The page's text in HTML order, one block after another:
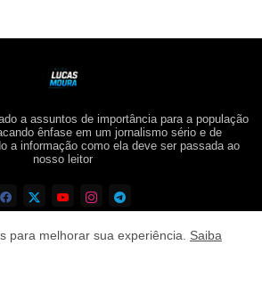
a assuntos de importância para a população
ênfase em um jornalismo sério e de
a informação como ela deve ser passada ao
nosso leitor
para melhorar sua experiência. Saiba